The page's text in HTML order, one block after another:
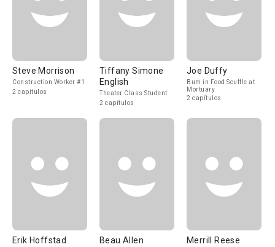
Steve Morrison
Construction Worker #1
2 capítulos
Tiffany Simone
English
Theater Class Student
2 capítulos
Joe Duffy
Bum in Food Scuffle at
Mortuary
2 capítulos
Erik Hoffstad Beau Allen Merrill Reese